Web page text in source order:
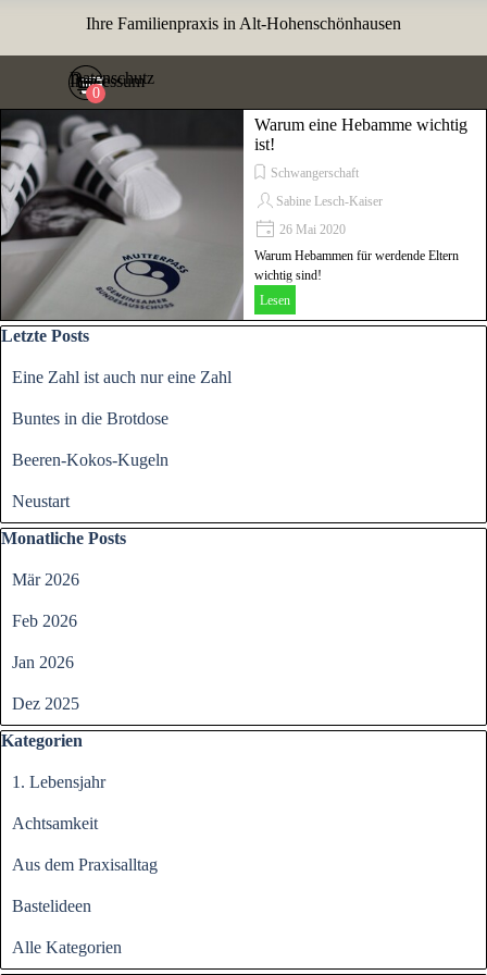
Ihre Familienpraxis in Alt-Hohenschönhausen
Menü überspringen
Impressum
Datenschutz
Warum eine Hebamme wichtig
ist!
Schwangerschaft
Sabine Lesch-Kaiser
26 Mai 2020
Warum Hebammen für werdende Eltern
wichtig sind!
Lesen
Block überspringen Letzte Posts
Letzte Posts
Eine Zahl ist auch nur eine Zahl
Buntes in die Brotdose
Beeren-Kokos-Kugeln
Neustart
Block überspringen Monatliche Posts
Monatliche Posts
Mär 2026
Feb 2026
Jan 2026
Dez 2025
Block überspringen Kategorien
Kategorien
1. Lebensjahr
Achtsamkeit
Aus dem Praxisalltag
Bastelideen
Alle Kategorien